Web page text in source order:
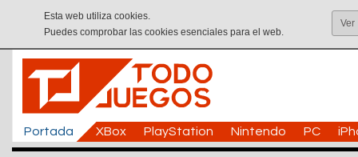
Esta web utiliza cookies.
Puedes comprobar las cookies esenciales para el web.
Ver
Portada XBox PlayStation Nintendo PC